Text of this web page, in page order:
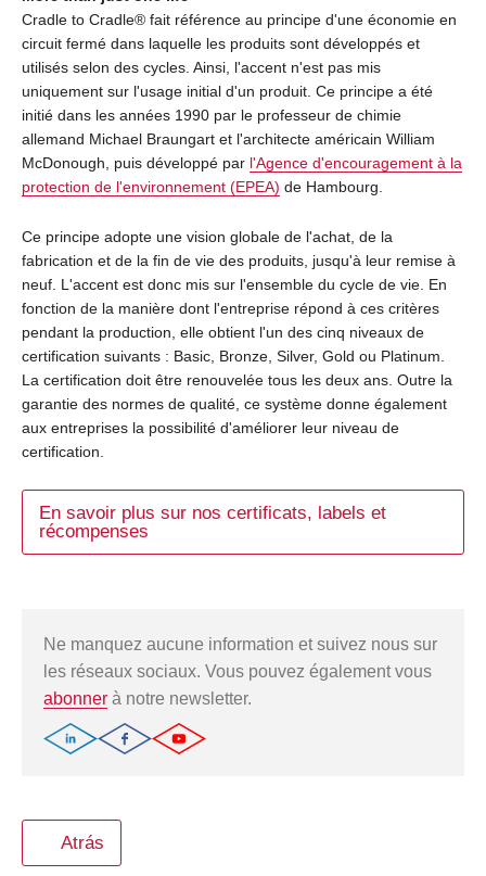
Cradle to Cradle® fait référence au principe d'une économie en
circuit fermé dans laquelle les produits sont développés et
utilisés selon des cycles. Ainsi, l'accent n'est pas mis
uniquement sur l'usage initial d'un produit. Ce principe a été
initié dans les années 1990 par le professeur de chimie
allemand Michael Braungart et l'architecte américain William
McDonough, puis développé par l'Agence d'encouragement à la
protection de l'environnement (EPEA) de Hambourg.
Ce principe adopte une vision globale de l'achat, de la
fabrication et de la fin de vie des produits, jusqu'à leur remise à
neuf. L'accent est donc mis sur l'ensemble du cycle de vie. En
fonction de la manière dont l'entreprise répond à ces critères
pendant la production, elle obtient l'un des cinq niveaux de
certification suivants : Basic, Bronze, Silver, Gold ou Platinum.
La certification doit être renouvelée tous les deux ans. Outre la
garantie des normes de qualité, ce système donne également
aux entreprises la possibilité d'améliorer leur niveau de
certification.
En savoir plus sur nos certificats, labels et
récompenses
Ne manquez aucune information et suivez nous sur
les réseaux sociaux. Vous pouvez également vous
abonner à notre newsletter.
Atrás